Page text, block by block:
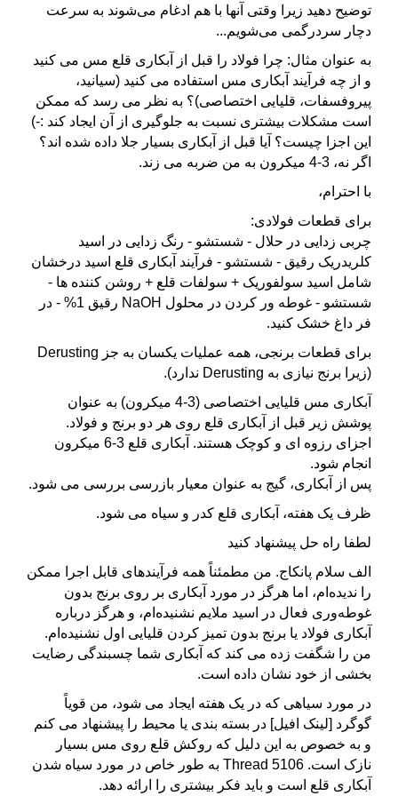
توضیح دهید زیرا وقتی آنها با هم ادغام می‌شوند به سرعت
دچار سردرگمی می‌شویم...
به عنوان مثال: چرا فولاد را قبل از آبکاری قلع مس می کنید
و از چه فرآیند آبکاری مس استفاده می کنید (سیانید،
پیروفسفات، قلیایی اختصاصی)؟ به نظر می رسد که ممکن
است مشکلات بیشتری نسبت به جلوگیری از آن ایجاد کند :-)
این اجزا چیست؟ آیا قبل از آبکاری بسیار جلا داده شده اند؟
اگر نه، 3-4 میکرون به من ضربه می زند.
با احترام،
برای قطعات فولادی:
چربی زدایی در حلال - شستشو - رنگ زدایی در اسید
کلریدریک رقیق - شستشو - فرآیند آبکاری قلع اسید درخشان
شامل اسید سولفوریک + سولفات قلع + روشن کننده ها -
شستشو - غوطه ور کردن در محلول NaOH رقیق 1% - در
فر داغ خشک کنید.
برای قطعات برنجی، همه عملیات یکسان به جز Derusting
(زیرا برنج نیازی به Derusting ندارد).
آبکاری مس قلیایی اختصاصی (3-4 میکرون) به عنوان
پوشش زیر قبل از آبکاری قلع روی هر دو برنج و فولاد.
اجزای رزوه ای و کوچک هستند. آبکاری قلع 3-6 میکرون
انجام شود.
پس از آبکاری، گیج به عنوان معیار بازرسی بررسی می شود.
ظرف یک هفته، آبکاری قلع کدر و سیاه می شود.
لطفا راه حل پیشنهاد کنید
الف سلام پانکاج. من مطمئناً همه فرآیندهای قابل اجرا ممکن
را ندیده‌ام، اما هرگز در مورد آبکاری بر روی برنج بدون
غوطه‌وری فعال در اسید ملایم نشنیده‌ام، و هرگز درباره
آبکاری فولاد یا برنج بدون تمیز کردن قلیایی اول نشنیده‌ام.
من را شگفت زده می کند که آبکاری شما چسبندگی رضایت
بخشی از خود نشان داده است.
در مورد سیاهی که در یک هفته ایجاد می شود، من قویاً
گوگرد [لینک افیل] در بسته بندی یا محیط را پیشنهاد می کنم
و به خصوص به این دلیل که روکش قلع روی مس بسیار
نازک است. Thread 5106 به طور خاص در مورد سیاه شدن
آبکاری قلع است و باید فکر بیشتری را ارائه دهد.